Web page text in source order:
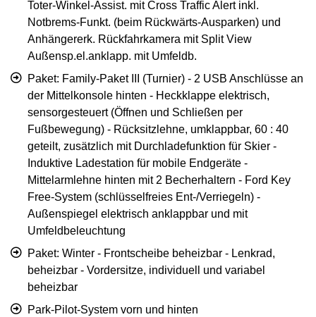
Toter-Winkel-Assist. mit Cross Traffic Alert inkl.
Notbrems-Funkt. (beim Rückwärts-Ausparken) und
Anhängererk. Rückfahrkamera mit Split View
Außensp.el.anklapp. mit Umfeldb.
Paket: Family-Paket III (Turnier) - 2 USB Anschlüsse an
der Mittelkonsole hinten - Heckklappe elektrisch,
sensorgesteuert (Öffnen und Schließen per
Fußbewegung) - Rücksitzlehne, umklappbar, 60 : 40
geteilt, zusätzlich mit Durchladefunktion für Skier -
Induktive Ladestation für mobile Endgeräte -
Mittelarmlehne hinten mit 2 Becherhaltern - Ford Key
Free-System (schlüsselfreies Ent-/Verriegeln) -
Außenspiegel elektrisch anklappbar und mit
Umfeldbeleuchtung
Paket: Winter - Frontscheibe beheizbar - Lenkrad,
beheizbar - Vordersitze, individuell und variabel
beheizbar
Park-Pilot-System vorn und hinten